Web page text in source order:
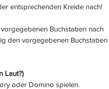
entsprechenden Kreide nach!
Buchstaben nach
den vorgegebenen Buchstaben
Laut?)
oder Domino spielen.